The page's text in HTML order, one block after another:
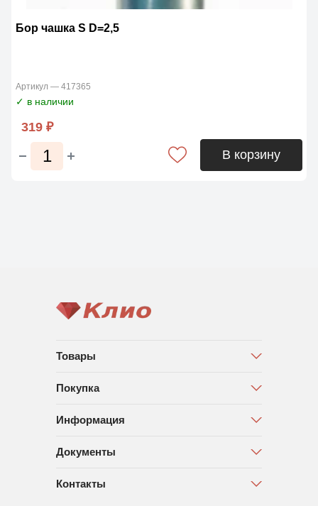
Бор чашка S D=2,5
Артикул — 417365
✓ в наличии
319 ₽
В корзину
Товары
Покупка
Информация
Документы
Контакты